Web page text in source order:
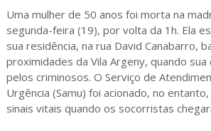
Uma mulher de 50 anos foi morta na
segunda-feira (19), por volta da 1h. Ela
sua residência, na rua David Canabarro,
proximidades da Vila Argeny, quando sua
pelos criminosos. O Serviço de
Urgência (Samu) foi acionado, no
sinais vitais quando os socorristas